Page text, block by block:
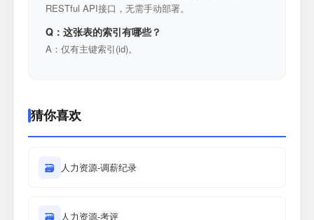
RESTful API接口，无需手动部署。
Q：这张表的索引有哪些？
A：仅有主键索引(id)。
猜你喜欢
🗃 人力资源-调薪纪录
🗃 人力资源-考评